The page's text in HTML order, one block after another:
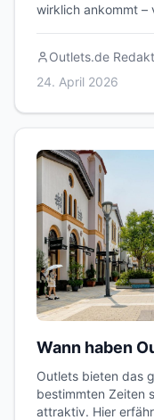
wirklich ankommt –
Outlets.de
24. April 2026
Wann haben
Outlets bieten das
bestimmten Zeiten
attraktiv. Hier